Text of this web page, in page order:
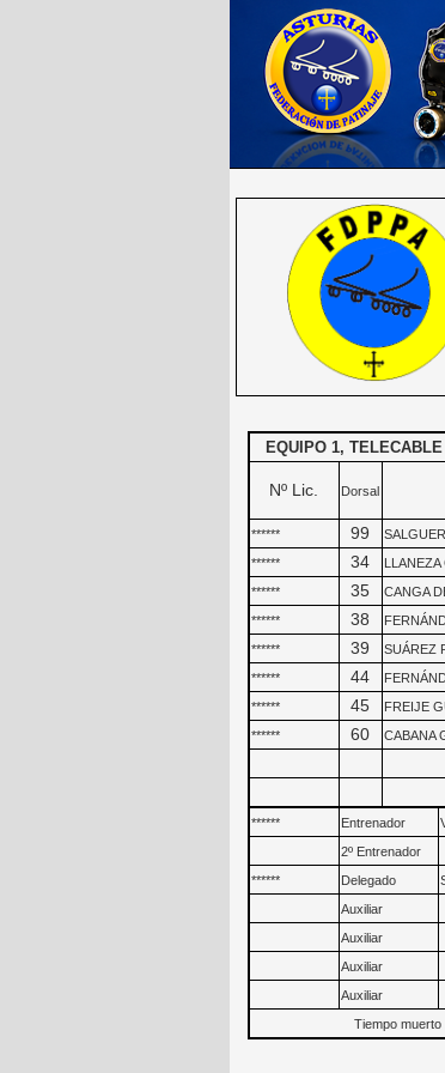
EQUIPO 1, TELECABLE
Nº Lic. Dorsal
****** 99
******
34
LLANEZA
******
35 CANGA
****** 38
******
39
SUÁREZ
******
44
******
45
FREIJE
******
60 CABANA
****** Entrenador
2º Entrenador
******
Delegado
Auxiliar
Auxiliar
Auxiliar
Auxiliar
Tiempo